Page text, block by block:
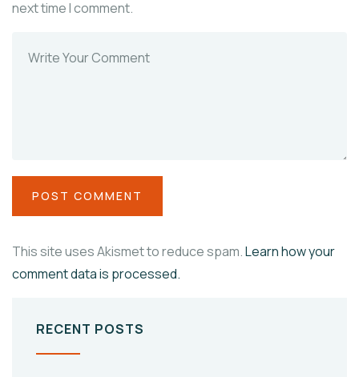
next time I comment.
This site uses Akismet to reduce spam.Learn how your
comment data is processed.
RECENT POSTS